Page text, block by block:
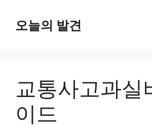
오늘의 발견
교통사고과실
이드